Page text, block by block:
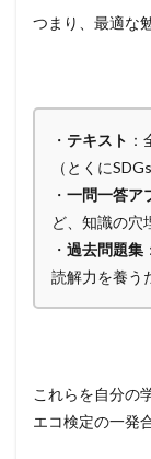
つまり、最適な
・ テキスト
（とくに
・ 一問一答ア
ど、知識の穴
・ 過去問題集
読解力を養う
これらを自分の
エコ検定の一発